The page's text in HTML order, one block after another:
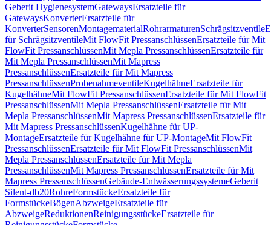
Geberit HygienesystemGatewaysErsatzteile für
GatewaysKonverterErsatzteile für
KonverterSensorenMontagematerialRohrarmaturenSchrägsitzventile
für SchrägsitzventileMit FlowFit PressanschlüssenErsatzteile für Mit
FlowFit PressanschlüssenMit Mepla PressanschlüssenErsatzteile für
Mit Mepla PressanschlüssenMit Mapress
PressanschlüssenErsatzteile für Mit Mapress
PressanschlüssenProbenahmeventileKugelhähneErsatzteile für
KugelhähneMit FlowFit PressanschlüssenErsatzteile für Mit FlowFit
PressanschlüssenMit Mepla PressanschlüssenErsatzteile für Mit
Mepla PressanschlüssenMit Mapress PressanschlüssenErsatzteile für
Mit Mapress PressanschlüssenKugelhähne für UP-
MontageErsatzteile für Kugelhähne für UP-MontageMit FlowFit
PressanschlüssenErsatzteile für Mit FlowFit PressanschlüssenMit
Mepla PressanschlüssenErsatzteile für Mit Mepla
PressanschlüssenMit Mapress PressanschlüssenErsatzteile für Mit
Mapress PressanschlüssenGebäude-EntwässerungssystemeGeberit
Silent-db20RohreFormstückeErsatzteile für
FormstückeBögenAbzweigeErsatzteile für
AbzweigeReduktionenReinigungsstückeErsatzteile für